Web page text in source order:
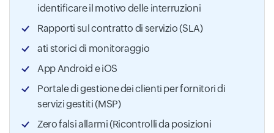
identificare il motivo delle interruzioni
Rapporti sul contratto di servizio (SLA)
ati storici di monitoraggio
App Android e iOS
Portale di gestione dei clienti per fornitori di
servizi gestiti (MSP)
Zero falsi allarmi (Ricontrolli da posizioni